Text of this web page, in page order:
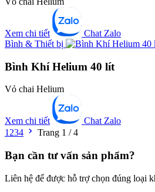
Xem chi tiết
Chat Zalo
Bình & Thiết bị
Bình Khí Helium 40 lít
Vỏ chai Helium
Xem chi tiết
Chat Zalo
1234 Trang 1 / 4
Bạn cần tư vấn sản phẩm?
Liên hệ để được hỗ trợ chọn đúng loại